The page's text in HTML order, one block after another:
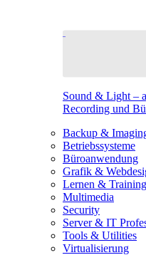
Sound & Light –
Recording und
Backup &
Betriebssysteme
Büroanwendung
Grafik &
Lernen & Training
Multimedia
Security
Server & IT
Tools & Utilities
Virtualisierung